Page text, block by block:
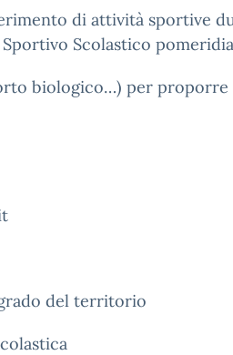
di attività sportive
Scolastico
biologico…) per
del territorio